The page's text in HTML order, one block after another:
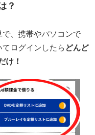
？
、携帯やパソコンで
てログインしたら どんど
け！